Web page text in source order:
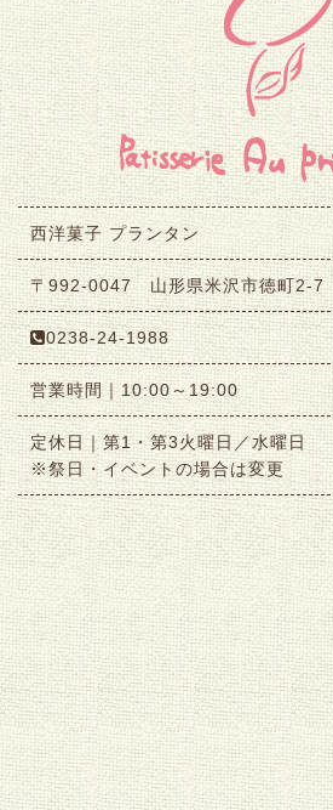
西洋菓子 プランタン
〒992-0047 山形県米沢市徳町2-7
0238-24-1988
営業時間｜10:00～19:00
定休日｜第1・第3火曜日／水曜日
※祭日・イベントの場合は変更